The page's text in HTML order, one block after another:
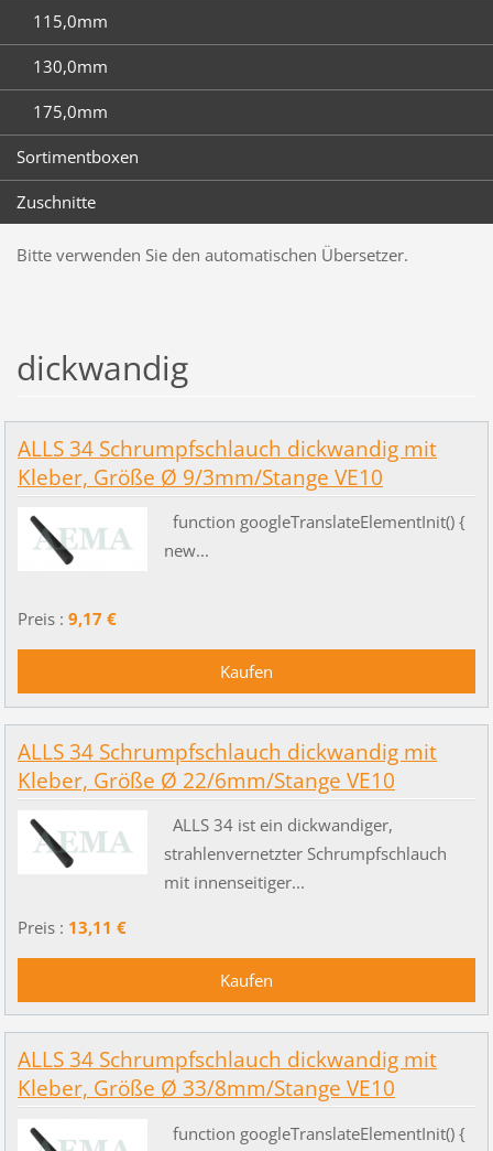
115,0mm
130,0mm
175,0mm
Sortimentboxen
Zuschnitte
Bitte verwenden Sie den automatischen Übersetzer.
dickwandig
ALLS 34 Schrumpfschlauch dickwandig mit
Kleber, Größe Ø 9/3mm/Stange VE10
function googleTranslateElementInit() {
new...
Preis : 9,17 €
ALLS 34 Schrumpfschlauch dickwandig mit
Kleber, Größe Ø 22/6mm/Stange VE10
ALLS 34 ist ein dickwandiger,
strahlenvernetzter Schrumpfschlauch
mit innenseitiger...
Preis : 13,11 €
ALLS 34 Schrumpfschlauch dickwandig mit
Kleber, Größe Ø 33/8mm/Stange VE10
function googleTranslateElementInit() {